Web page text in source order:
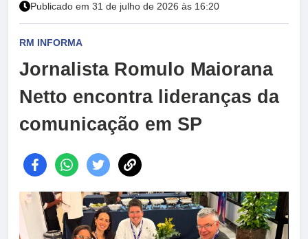
Publicado em 31 de julho de 2026 às 16:20
RM INFORMA
Jornalista Romulo Maiorana
Netto encontra lideranças da
comunicação em SP